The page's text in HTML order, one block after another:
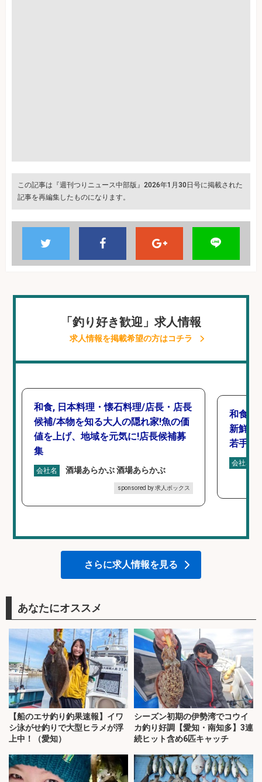
この記事は『週刊つりニュース中部版』2026年1月30日号に掲載された
記事を再編集したものになります。
「釣り好き歓迎」求人情報
求人情報を掲載希望の方はコチラ
和食, 日本料理・懐石料理/店長・店長
候補/本物を知る大人の隠れ家!魚の価
値を上げ、地域を元気に!店長候補募
集
会社名 酒場あらかぶ 酒場あらかぶ
sponsored by 求人ボックス
和食,
新鮮な
若手ス
会社名
さらに求人情報を見る
あなたにオススメ
【船のエサ釣り釣果速報】イワ
シ泳がせ釣りで大型ヒラメが浮
上中！（愛知）
シーズン初期の伊勢湾でコウイ
カ釣り好調【愛知・南知多】3連
続ヒット含め6匹キャッチ